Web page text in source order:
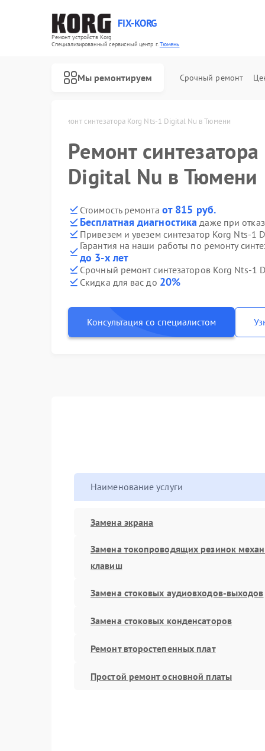
FIX-KORG
Ремонт устройств Korg
Специализированный cервисный центр г.Тюмень
Мы ремонтируем Срочный ремонт
Ремонт синтезатора Korg Nts-1 Digital Nu в Тюмени
Ремонт
Digital Nu в Тюмени
Стоимость ремонта от 815 руб.
Бесплатная диагностика даже при
Привезем и увезем синтезатор Korg Nts-1
Гарантия на наши работы по ремонту
до 3-х лет
Срочный ремонт синтезаторов Korg Nts-1
Скидка для вас до 20%
Консультация со специалистом
Наименование услуги
Замена экрана
Замена токопроводящих резинок
клавиш
Замена стоковых аудиовходов-выходов
Замена стоковых конденсаторов
Ремонт второстепенных плат
Простой ремонт основной платы